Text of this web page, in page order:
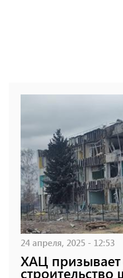
24 апреля, 2025 - 12:53
ХАЦ призывает
строительство